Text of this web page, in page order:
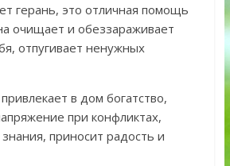
герань, это отличная помощь
очищает и обеззараживает
отпугивает ненужных
в дом богатство,
при конфликтах,
приносит радость и